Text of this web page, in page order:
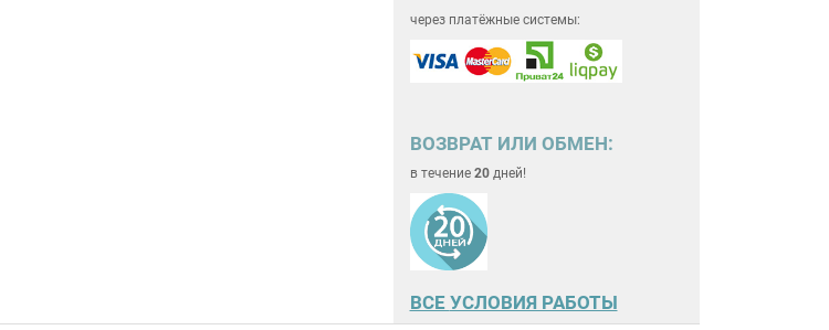
через платёжные системы:
ВОЗВРАТ ИЛИ ОБМЕН:
в течение 20дней!
ВСЕ УСЛОВИЯ РАБОТЫ